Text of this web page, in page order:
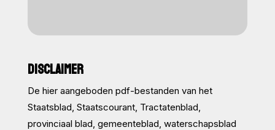
DISCLAIMER
De hier aangeboden pdf-bestanden van het
Staatsblad, Staatscourant, Tractatenblad,
provinciaal blad, gemeenteblad, waterschapsblad